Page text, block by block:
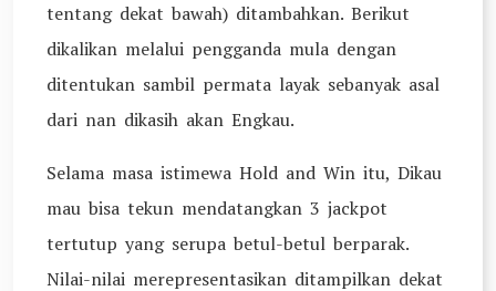
tentang dekat bawah) ditambahkan. Berikut
dikalikan melalui pengganda mula dengan
ditentukan sambil permata layak sebanyak asal
dari nan dikasih akan Engkau.
Selama masa istimewa Hold and Win itu, Dikau
mau bisa tekun mendatangkan 3 jackpot
tertutup yang serupa betul-betul berparak.
Nilai-nilai merepresentasikan ditampilkan dekat